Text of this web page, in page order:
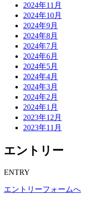
2024年11月
2024年10月
2024年9月
2024年8月
2024年7月
2024年6月
2024年5月
2024年4月
2024年3月
2024年2月
2024年1月
2023年12月
2023年11月
エントリー
ENTRY
エントリーフォームへ